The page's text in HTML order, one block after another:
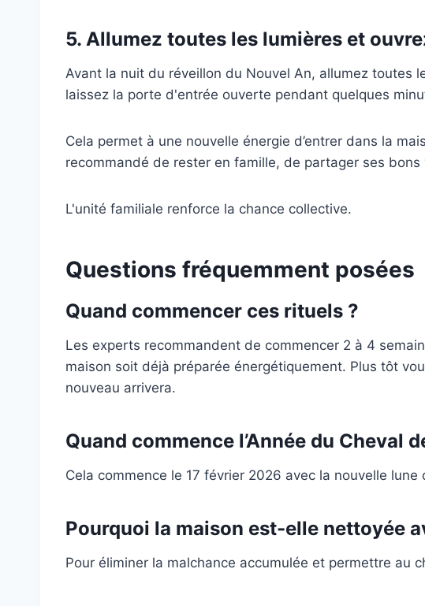
5. Allumez toutes les lumières et
Avant la nuit du réveillon du Nouvel An, allumez toutes
laissez la porte d'entrée ouverte pendant quelques
Cela permet à une nouvelle énergie d’entrer dans la
recommandé de rester en famille, de partager ses
L'unité familiale renforce la chance collective.
Questions fréquemment posées
Quand commencer ces rituels ?
Les experts recommandent de commencer 2 à 4
maison soit déjà préparée énergétiquement. Plus tôt
nouveau arrivera.
Quand commence l’Année du Cheval
Cela commence le 17 février 2026 avec la nouvelle
Pourquoi la maison est-elle nettoyée
Pour éliminer la malchance accumulée et permettre au